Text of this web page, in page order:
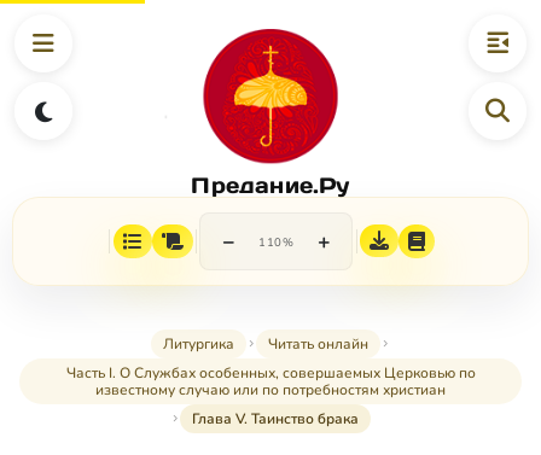
Предание.Ру
− 110% +
Литургика
Читать онлайн
Часть I. О Службах особенных, совершаемых Церковью по
известному случаю или по потребностям христиан
Глава V. Таинство брака